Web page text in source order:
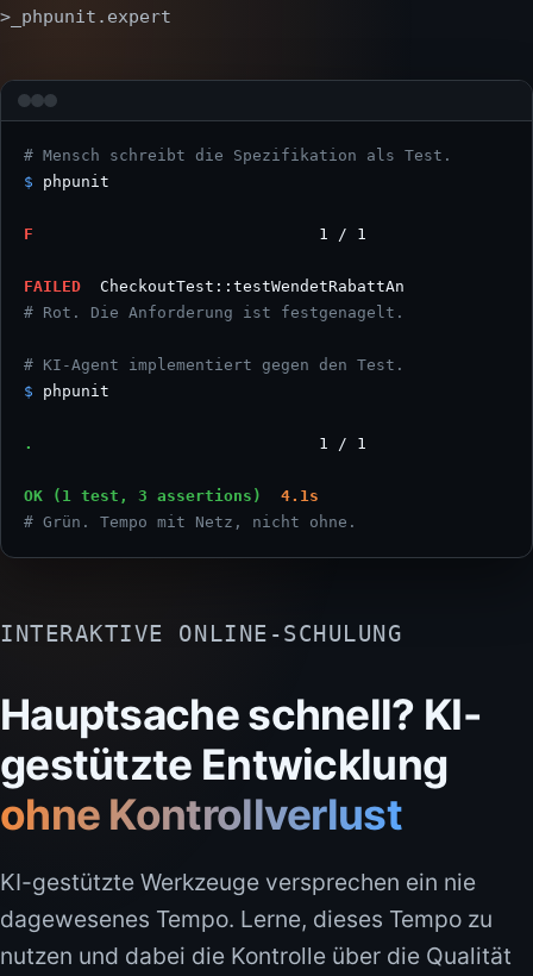
>_ phpunit.expert
INTERAKTIVE ONLINE-SCHULUNG
Hauptsache schnell? KI-
gestützte Entwicklung
ohne Kontrollverlust
KI-gestützte Werkzeuge versprechen ein nie
dagewesenes Tempo. Lerne, dieses Tempo zu
nutzen und dabei die Kontrolle über die Qualität
# Mensch schreibt die Spezifikation als Test.
$ phpunit
F
                              1 / 1
FAILED
# Rot. Die Anforderung ist festgenagelt.
# KI-Agent implementiert gegen den Test.
$ phpunit
.
                              1 / 1
OK (1 test, 3 assertions)
4.1s
# Grün. Tempo mit Netz, nicht ohne.